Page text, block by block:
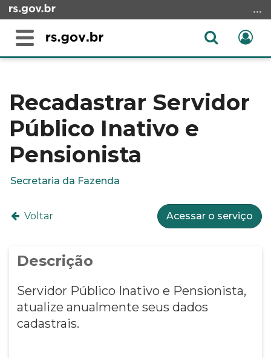
para
conteúdo
menu
para
busca
Alterna
Abrir
conteúdo
Recadastrar Servidor
Público Inativo e
Pensionista
Secretaria da Fazenda
Voltar Acessar o serviço
Descrição
Servidor Público Inativo e Pensionista,
atualize anualmente seus dados
cadastrais.